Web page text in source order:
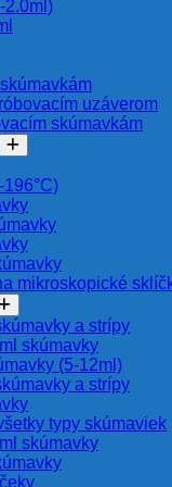
2.0ml)
uzáverom
skúmavkám
mikroskopické
a strípy
skúmavky
(5-12ml)
a strípy
typy skúmaviek
skúmavky